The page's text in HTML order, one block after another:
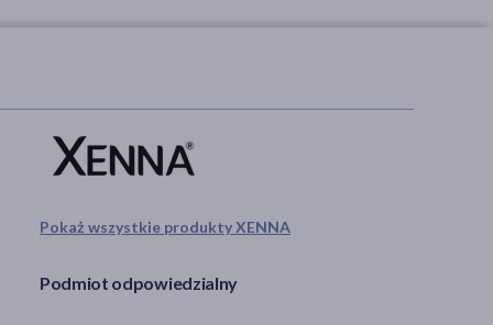
Pokaż wszystkie produkty XENNA
Podmiot odpowiedzialny